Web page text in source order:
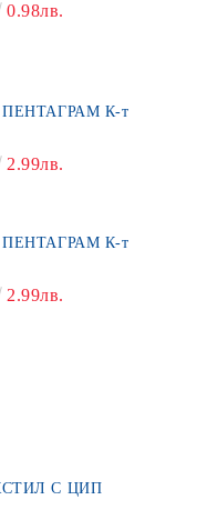
0.98лв.
2.99лв.
2.99лв.